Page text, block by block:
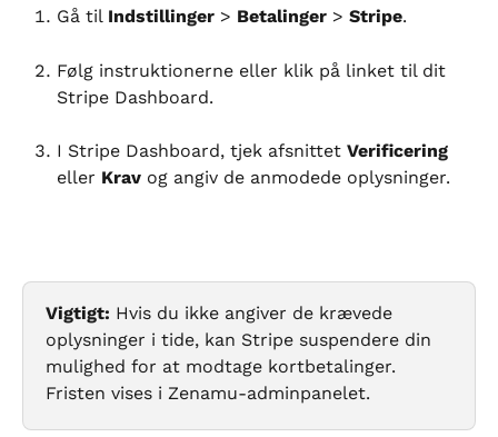
Gå til Indstillinger > Betalinger > Stripe.
Følg instruktionerne eller klik på linket til dit
Stripe Dashboard.
I Stripe Dashboard, tjek afsnittet Verificering
eller Krav og angiv de anmodede oplysninger.
Vigtigt: Hvis du ikke angiver de krævede
oplysninger i tide, kan Stripe suspendere din
mulighed for at modtage kortbetalinger.
Fristen vises i Zenamu-adminpanelet.